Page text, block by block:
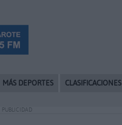
MÁS DEPORTES CLASIFICACIONES
PUBLICIDAD